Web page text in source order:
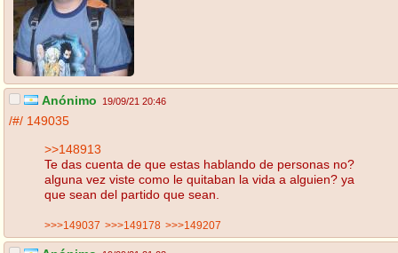
Anónimo 19/09/21 20:46
/#/ 149035
>>148913
Te das cuenta de que estas hablando de personas no?
alguna vez viste como le quitaban la vida a alguien? ya
que sean del partido que sean.
>>>149037 >>>149178 >>>149207